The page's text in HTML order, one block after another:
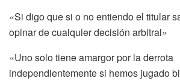
«Si digo que si o no entiendo el titular
opinar de cualquier decisión arbitral»
«Uno solo tiene amargor por la derrota
independientemente si hemos jugado